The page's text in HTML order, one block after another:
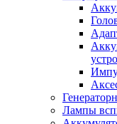
Лампы